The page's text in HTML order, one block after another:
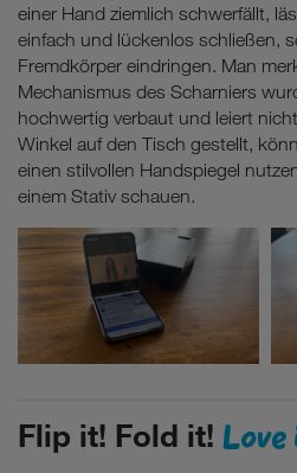
einer Hand ziemlich schwerfällt,
einfach und lückenlos schließen,
Fremdkörper eindringen. Man
Mechanismus des Scharniers
hochwertig verbaut und leiert
Winkel auf den Tisch gestellt,
einen stilvollen Handspiegel
einem Stativ schauen.
Flip it! Fold it!